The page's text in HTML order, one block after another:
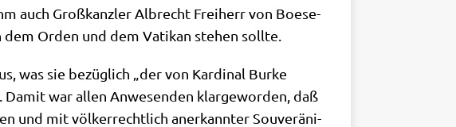
auch Groß­kanz­ler Albrecht Frei­herr von Boe­se­
Orden und dem Vati­kan ste­hen sollte.
was sie bezüg­lich „der von Kar­di­nal Bur­ke
war allen Anwe­sen­den klar­ge­wor­den, daß
und mit völ­ker­recht­lich aner­kann­ter Sou­ve­rä­ni­